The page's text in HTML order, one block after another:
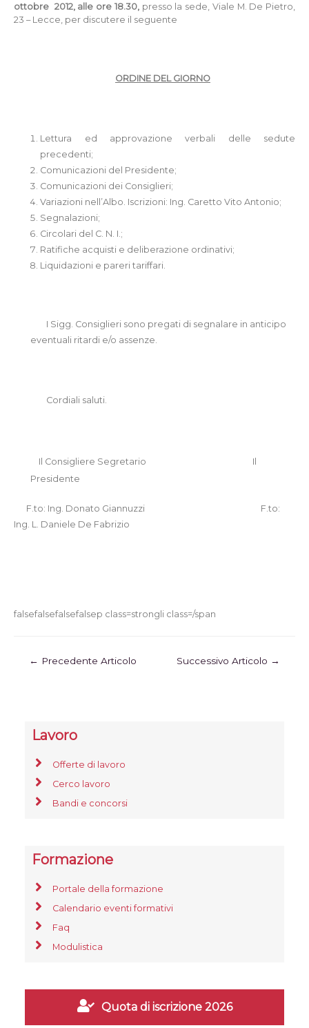
ottobre 2012, alle ore 18.30, presso la sede, Viale M. De Pietro,
23 – Lecce, per discutere il seguente
ORDINE DEL GIORNO
Lettura ed approvazione verbali delle sedute
precedenti;
Comunicazioni del Presidente;
Comunicazioni dei Consiglieri;
Variazioni nell’Albo. Iscrizioni: Ing. Caretto Vito Antonio;
Segnalazioni;
Circolari del C. N. I.;
Ratifiche acquisti e deliberazione ordinativi;
Liquidazioni e pareri tariffari.
I Sigg. Consiglieri sono pregati di segnalare in anticipo
eventuali ritardi e/o assenze.
Cordiali saluti.
Il Consigliere Segretario
Il
Presidente
F.to: Ing. Donato Giannuzzi
F.to:
Ing. L. Daniele De Fabrizio
falsefalsefalsefalsep class=strongli class=/span
← Precedente Articolo Successivo Articolo →
Lavoro
Offerte di lavoro
Cerco lavoro
Bandi e concorsi
Formazione
Portale della formazione
Calendario eventi formativi
Faq
Modulistica
Quota di iscrizione 2026